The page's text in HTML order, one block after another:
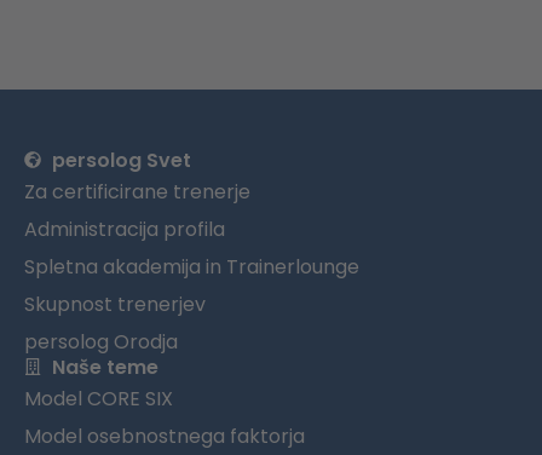
persolog Svet
Za certificirane trenerje
Administracija profila
Spletna akademija in Trainerlounge
Skupnost trenerjev
persolog Orodja
Naše teme
Model CORE SIX
Model osebnostnega faktorja